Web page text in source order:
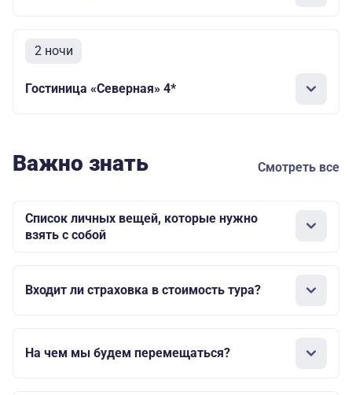
2 ночи
Гостиница «Северная» 4*
Важно знать Смотреть все
Список личных вещей, которые нужно
взять с собой
Входит ли страховка в стоимость тура?
На чем мы будем перемещаться?